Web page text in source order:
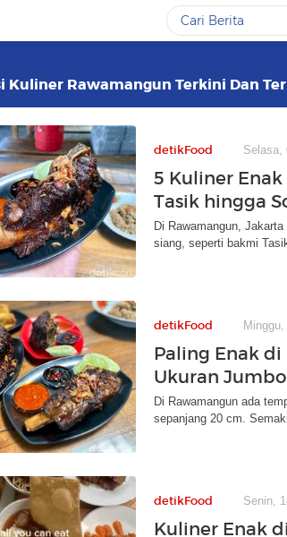
Kuliner Rawamangun Terkini Dan
detikFood Selasa,
5 Kuliner
Tasik hingga
Di Rawamangun,
siang, seperti bakmi
detikFood
Paling Enak
Ukuran
Di Rawamangun ada
sepanjang 20 cm.
detikFood Senin,
Kuliner Enak